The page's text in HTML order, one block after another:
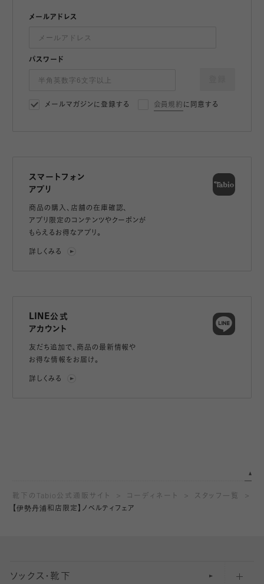
メールアドレス
パスワード
メールマガジンに登録する 会員規約 に同意する
スマートフォン
アプリ
商品の購入、店舗の在庫確認、
アプリ限定のコンテンツやクーポンが
もらえるお得なアプリ。
詳しくみる
LINE公式
アカウント
友だち追加で、 商品の最新情報や
お得な情報をお届け。
詳しくみる
靴下のTabio公式通販サイト コーディネート
スタッフ一覧
【伊勢丹浦和店限定】ノベルティフェア
ソックス・靴下